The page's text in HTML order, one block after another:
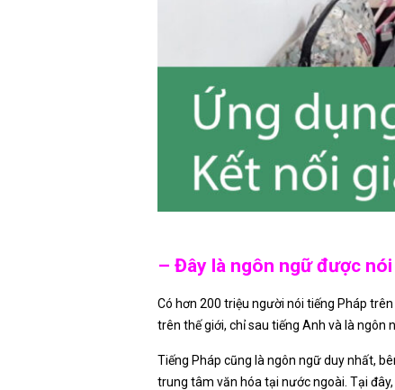
– Đây là ngôn ngữ được
Có hơn 200 triệu người nói tiếng Pháp
trên thế giới, chỉ sau tiếng Anh và là ngôn
Tiếng Pháp cũng là ngôn ngữ duy nhất,
trung tâm văn hóa tại nước ngoài. Tại